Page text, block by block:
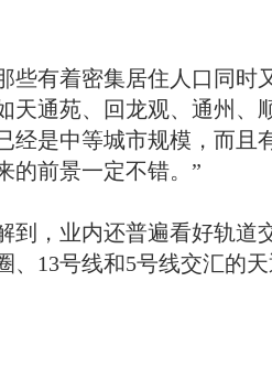
有着密集居住人口同时
天通苑、回龙观、通州、
经是中等城市规模，而且
的前景一定不错。”
，业内还普遍看好轨道
、 13号线和5号线交汇的